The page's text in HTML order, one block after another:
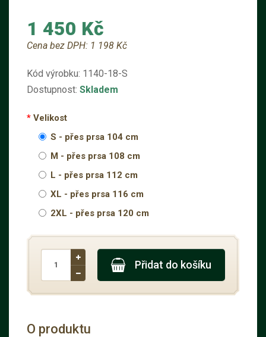
1 450 Kč
Cena bez DPH: 1 198 Kč
Kód výrobku: 1140-18-S
Dostupnost: Skladem
Velikost
S - přes prsa 104 cm
M - přes prsa 108 cm
L - přes prsa 112 cm
XL - přes prsa 116 cm
2XL - přes prsa 120 cm
Přidat do košíku
O produktu